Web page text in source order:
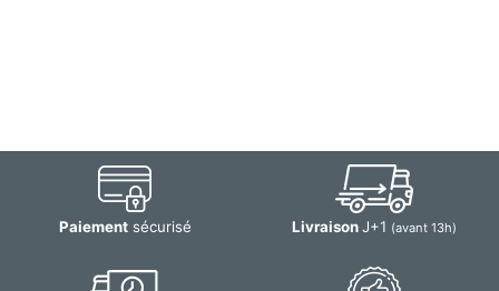
Paiementsécurisé LivraisonJ+1 (avant 13h)